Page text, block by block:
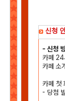
신청
- 신청
카페 24
카페 소
카페 첫
- 당첨